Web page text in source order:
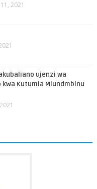
2021
ujenzi wa
Kutumia Miundmbinu